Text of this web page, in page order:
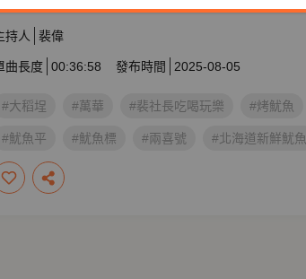
持人 裴偉
曲長度 00:36:58 發布時間 2025-08-05
#大稻埕 #萬華 #裴社長吃喝玩樂 #烤魷魚
#魷魚平 #魷魚標 #兩喜號 #北海道新鮮魷魚